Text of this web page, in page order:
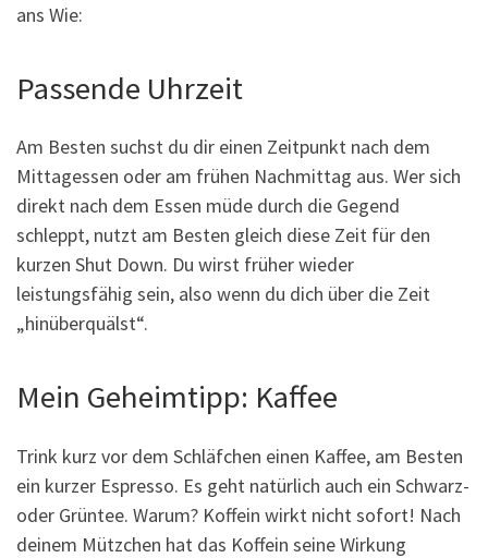
ans Wie:
Passende Uhrzeit
Am Besten suchst du dir einen Zeitpunkt nach dem
Mittagessen oder am frühen Nachmittag aus. Wer sich
direkt nach dem Essen müde durch die Gegend
schleppt, nutzt am Besten gleich diese Zeit für den
kurzen Shut Down. Du wirst früher wieder
leistungsfähig sein, also wenn du dich über die Zeit
„hinüberquälst“.
Mein Geheimtipp: Kaffee
Trink kurz vor dem Schläfchen einen Kaffee, am Besten
ein kurzer Espresso. Es geht natürlich auch ein Schwarz-
oder Grüntee. Warum? Koffein wirkt nicht sofort! Nach
deinem Mützchen hat das Koffein seine Wirkung